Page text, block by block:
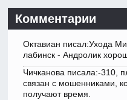
Комментарии
Октавиан писал:Ухода
лабинск - Андролик
Чичканова писала:-310,
связан с мошенниками,
получают время.